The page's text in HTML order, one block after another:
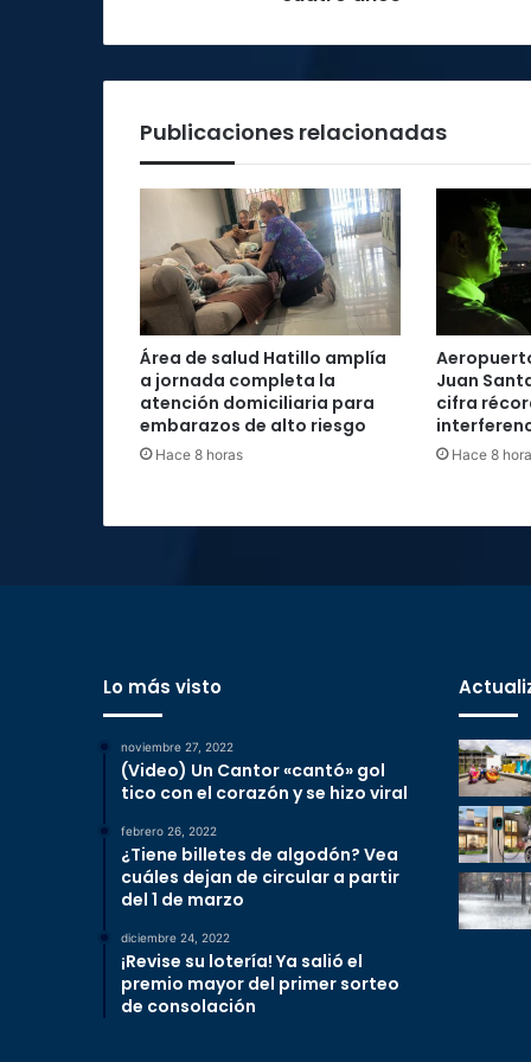
Publicaciones relacionadas
Área de salud Hatillo amplía
a jornada completa la
atención domiciliaria para
embarazos de alto riesgo
Hace 8 horas
Juan
cifra
Hace 8
Lo más visto
noviembre 27, 2022
(Video) Un Cantor «cantó» gol
tico con el corazón y se hizo viral
febrero 26, 2022
¿Tiene billetes de algodón? Vea
cuáles dejan de circular a partir
del 1 de marzo
diciembre 24, 2022
¡Revise su lotería! Ya salió el
premio mayor del primer sorteo
de consolación